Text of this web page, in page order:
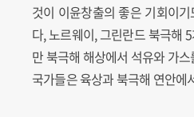
것이 이윤창출의 좋은 기회이
다, 노르웨이, 그린란드 북극해
만 북극해 해상에서 석유와 가
국가들은 육상과 북극해 연안에